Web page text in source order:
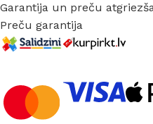
Garantija un preču
Preču garantija